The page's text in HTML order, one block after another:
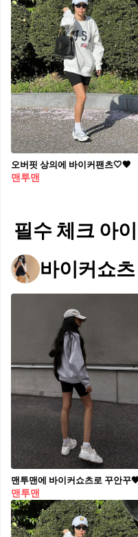
오버핏 상의에 바이커팬츠🤍🖤
맨투맨
필수 체크 아
바이커쇼츠
맨투맨에 바이커쇼츠로 꾸안꾸
맨투맨